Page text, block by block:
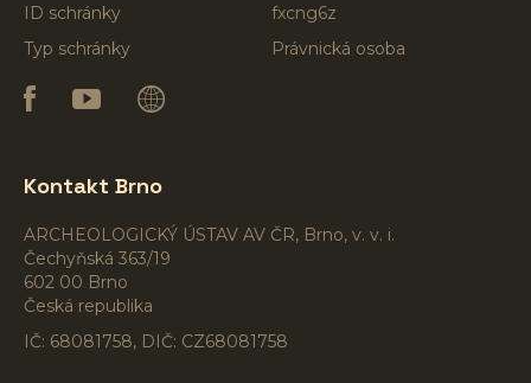
ID schránky
fxcng6z
Typ schránky
Právnická osoba
Kontakt Brno
ARCHEOLOGICKÝ ÚSTAV AV ČR, Brno, v. v. i.
Čechyňská 363/19
602 00 Brno
Česká republika
IČ: 68081758, DIČ: CZ68081758